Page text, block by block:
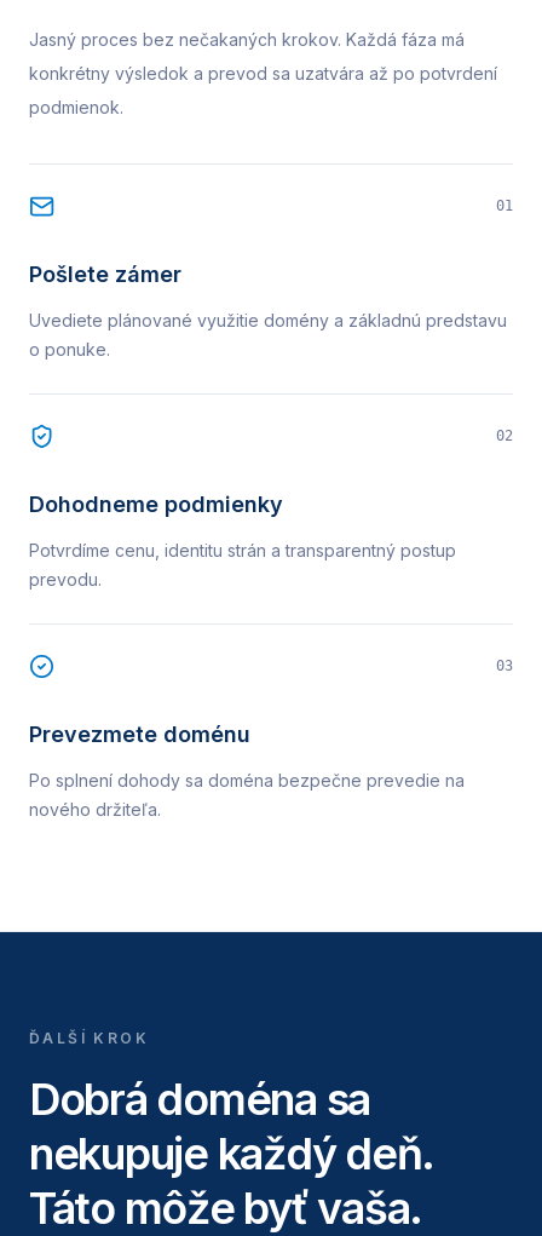
Jasný proces bez nečakaných krokov. Každá fáza má
konkrétny výsledok a prevod sa uzatvára až po potvrdení
podmienok.
01
Pošlete zámer
Uvediete plánované využitie domény a základnú predstavu
o ponuke.
02
Dohodneme podmienky
Potvrdíme cenu, identitu strán a transparentný postup
prevodu.
03
Prevezmete doménu
Po splnení dohody sa doména bezpečne prevedie na
nového držiteľa.
ĎALŠÍ KROK
Dobrá doména sa
nekupuje každý deň.
Táto môže byť vaša.